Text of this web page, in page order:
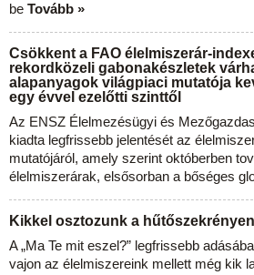
be Tovább »
Csökkent a FAO élelmiszerár-
rekordközeli gabonakészletek
alapanyagok világpiaci mutatója
egy évvel ezelőtti szinttől
Az ENSZ Élelmezésügyi és
kiadta legfrissebb jelentését az
mutatójáról, amely szerint októberben
élelmiszerárak, elsősorban a bőséges
Kikkel osztozunk a
A „Ma Te mit eszel?” legfrissebb
vajon az élelmiszereink mellett még kik